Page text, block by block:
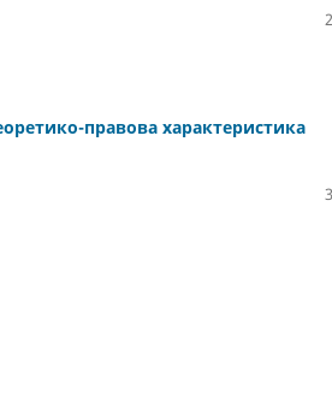
правова характеристика